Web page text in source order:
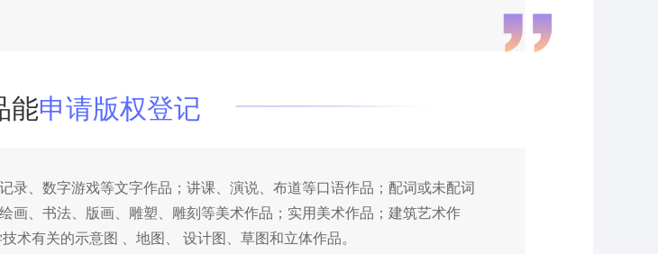
能申请版权登记
录、数字游戏等文字作品；讲课、演说、布道等口语作品；配词或未配词
画、书法、版画、雕塑、雕刻等美术作品；实用美术作品；建筑艺术作
有关的示意图 、地图、 设计图、草图和立体作品。